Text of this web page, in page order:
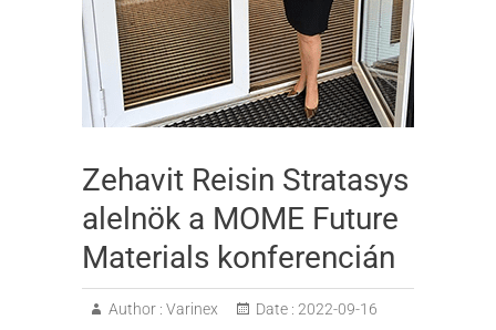
Zehavit Reisin Stratasys
alelnök a MOME Future
Materials konferencián
Author : Varinex Date : 2022-09-16